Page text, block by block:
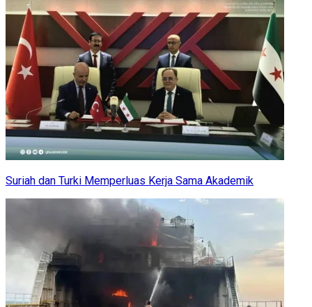
Suriah dan Turki Memperluas Kerja Sama Akademik